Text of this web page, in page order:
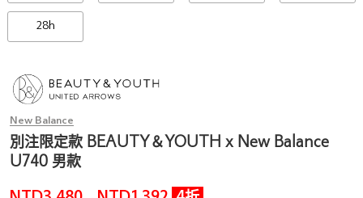
28h
New Balance
別注限定款 BEAUTY＆YOUTH x New Balance
U740 男款